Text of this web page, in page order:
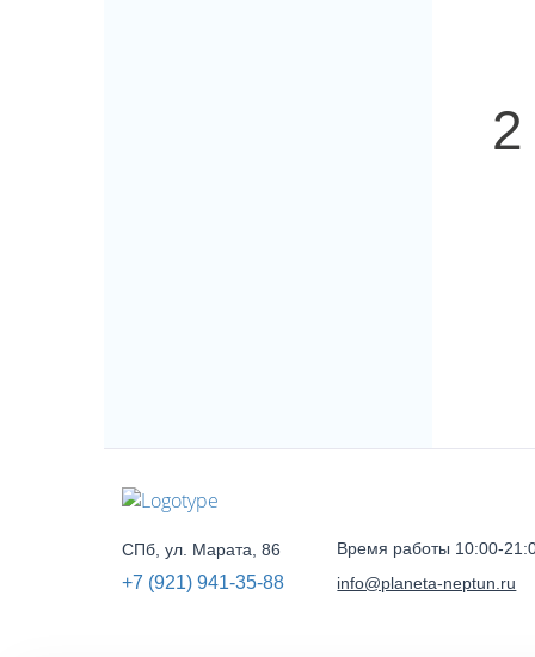
СПб, ул. Марата, 86
+7 (921) 941-35-88
Время работы 10:00-
info@planeta-neptun.ru